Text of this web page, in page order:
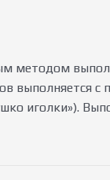
методом
выполняется
иголки»).